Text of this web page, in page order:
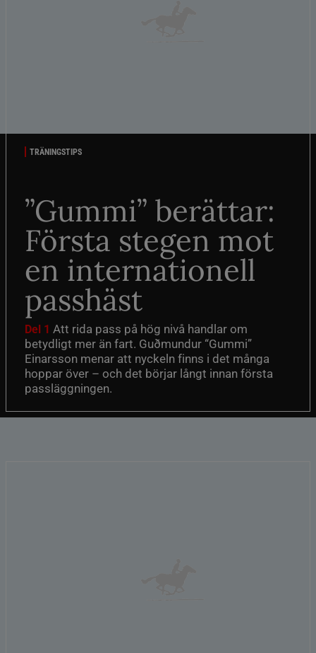
TRÄNINGSTIPS
”Gummi” berättar:
Första stegen mot
en internationell
passhäst
Del 1 Att rida pass på hög nivå handlar om
betydligt mer än fart. Guðmundur “Gummi”
Einarsson menar att nyckeln finns i det många
hoppar över – och det börjar långt innan första
passläggningen.